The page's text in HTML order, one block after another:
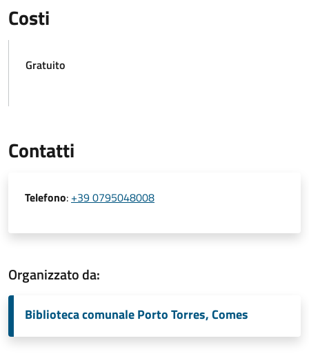
Costi
Gratuito
Contatti
Telefono: +39 0795048008
Organizzato da:
Biblioteca comunale Porto Torres, Comes